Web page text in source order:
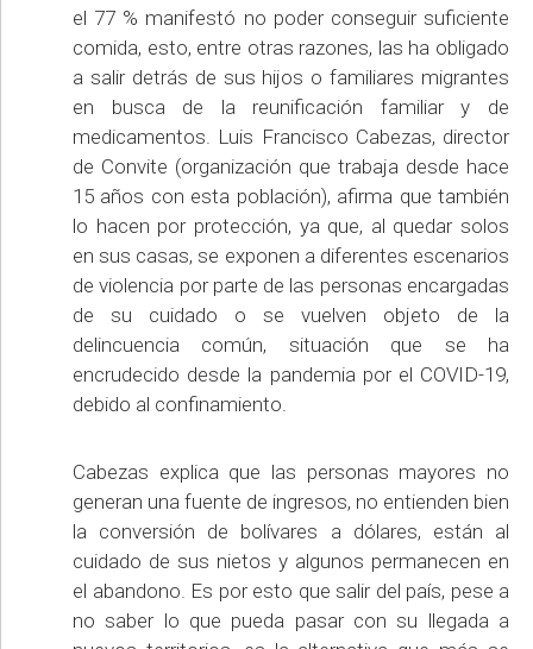
el 77 % manifestó no poder conseguir suficiente
comida, esto, entre otras razones, las ha obligado
a salir detrás de sus hijos o familiares migrantes
en busca de la reunificación familiar y de
medicamentos. Luis Francisco Cabezas, director
de Convite (organización que trabaja desde hace
15 años con esta población), afirma que también
lo hacen por protección, ya que, al quedar solos
en sus casas, se exponen a diferentes escenarios
de violencia por parte de las personas encargadas
de su cuidado o se vuelven objeto de la
delincuencia común, situación que se ha
encrudecido desde la pandemia por el COVID-19,
debido al confinamiento.
Cabezas explica que las personas mayores no
generan una fuente de ingresos, no entienden bien
la conversión de bolívares a dólares, están al
cuidado de sus nietos y algunos permanecen en
el abandono. Es por esto que salir del país, pese a
no saber lo que pueda pasar con su llegada a